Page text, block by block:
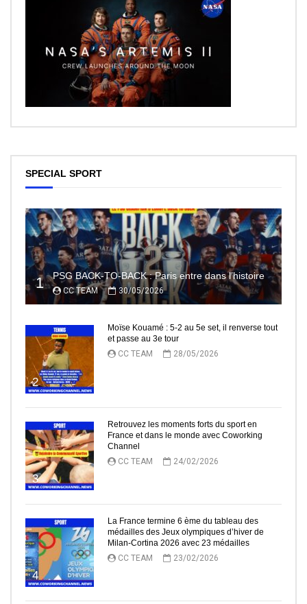
SPECIAL SPORT
1 PSG BACK-TO-BACK : Paris entre dans l’histoire
CC TEAM 30/05/2026
2
Moïse Kouamé : 5-2 au 5e set, il renverse tout
et passe au 3e tour
CC TEAM
28/05/2026
3
Retrouvez les moments forts du sport en
France et dans le monde avec Coworking
Channel
CC TEAM
24/02/2026
4
La France termine 6 ème du tableau des
médailles des Jeux olympiques d’hiver de
Milan-Cortina 2026 avec 23 médailles
CC TEAM
23/02/2026